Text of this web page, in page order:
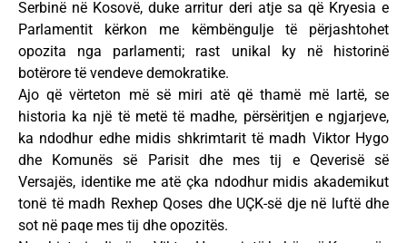
Serbinë në Kosovë, duke arritur deri atje sa që Kryesia e
Parlamentit kërkon me këmbëngulje të përjashtohet
opozita nga parlamenti; rast unikal ky në historinë
botërore të vendeve demokratike.
Ajo që vërteton më së miri atë që thamë më lartë, se
historia ka një të metë të madhe, përsëritjen e ngjarjeve,
ka ndodhur edhe midis shkrimtarit të madh Viktor Hygo
dhe Komunës së Parisit dhe mes tij e Qeverisë së
Versajës, identike me atë çka ndodhur midis akademikut
tonë të madh Rexhep Qoses dhe UÇK-së dje në luftë dhe
sot në paqe mes tij dhe opozitës.